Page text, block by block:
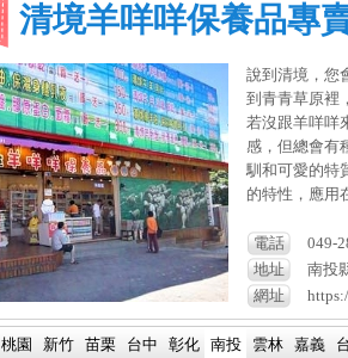
清境羊咩咩保養品專
說到清境，您
到青青草原裡
若沒跟羊咩咩
感，但總會有
馴和可愛的特
的特性，應用
電話
049-
地址
南投
網址
桃園 新竹 苗栗 台中 彰化 南投 雲林 嘉義